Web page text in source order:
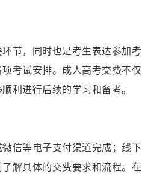
节，同时也是考生表达参加考
考试安排。成人高考交费不仅
利进行后续的学习和备考。
信等电子支付渠道完成；线下
解具体的交费要求和流程。在